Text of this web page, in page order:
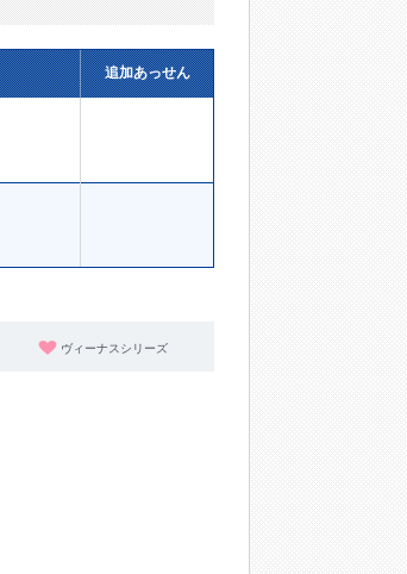
追加あっせん
ヴィーナスシリーズ